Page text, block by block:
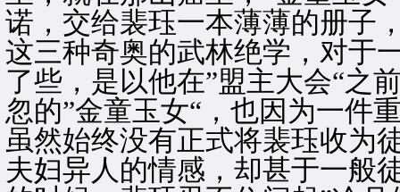
诺，交给裴珏一本薄薄的册子
这三种奇奥的武林绝学，对于
了些，是以他在”盟主大会“之
忽的”金童玉女“，也因为一件
虽然始终没有正式将裴珏收为
夫妇异人的情感，却甚于一般